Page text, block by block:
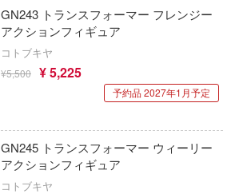
GN243 トランスフォーマー フレンジー
アクションフィギュア
コトブキヤ
¥5,500 ¥ 5,225
予約品 2027年1月予定
GN245 トランスフォーマー ウィーリー
アクションフィギュア
コトブキヤ
STEINS;GATE
呪術廻戦
ジャイアントロボ
人外教室の人間嫌い教師
食戟のソーマ
LFモデル(ビーバーコーポレーション・
SSR FIGURE(GOODSMILE)
SMC